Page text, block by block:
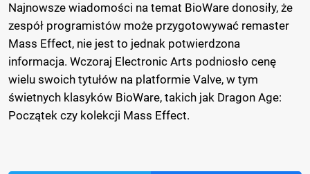
Najnowsze wiadomości na temat BioWare donosiły, że
zespół programistów może przygotowywać remaster
Mass Effect, nie jest to jednak potwierdzona
informacja. Wczoraj Electronic Arts podniosło cenę
wielu swoich tytułów na platformie Valve, w tym
świetnych klasyków BioWare, takich jak Dragon Age:
Początek czy kolekcji Mass Effect.